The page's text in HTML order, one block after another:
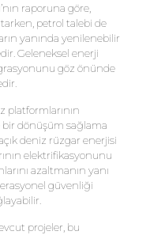
raporuna göre,
petrol talebi de
yanında yenilenebilir
Geleneksel enerji
göz önünde
platformlarının
dönüşüm sağlama
deniz rüzgar enerjisi
elektrifikasyonunu
azaltmanın yanı
güvenliği
projeler, bu